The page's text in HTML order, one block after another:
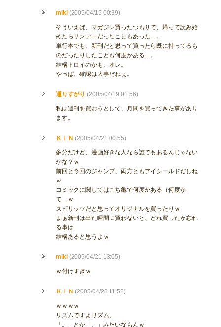
miki (2005/04/15 00:39)
そういえば、マガジン買ったつもりで、帰って読み始
めたらサンデーだったこともあった…。
単行本でも、新刊だと思って買ったら既に持ってるも
のだったりしたことも何度かある…。
結構トロイのかも、オレ。
やっぱ、確認は大事だねぇ。
通りすがり (2005/04/19 01:56)
私は週刊を買おうとして、月間を買ってきた事があり
ます。
ＫＩＮ (2005/04/21 00:55)
多分だけど、漫画好きな人なら誰でもあるんじゃない
かな？ｗ
前回と今回のジャンプ、両方ともアイシールドだしね
ｗ
コミックに関してはこち亀で何度かある（何度か
て…ｗ
スピリッツだと思ってオリジナルを買ったりｗ
まぁ新刊は出た瞬間に買わないと、どれ買ったか忘れ
る事は
結構あると思うよｗ
miki (2005/04/21 13:05)
ｗ付けすぎｗ
ＫＩＮ (2005/04/28 11:52)
ｗｗｗｗ
リズムですよリズム。
「。」とか「、」みたいなもんｗ